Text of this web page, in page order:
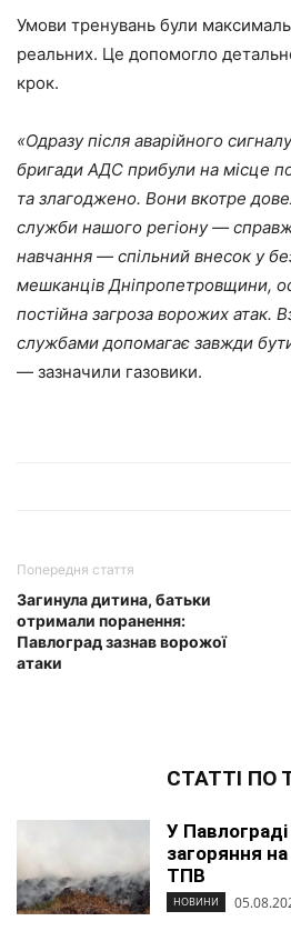
Умови тренувань були
реальних. Це допомогло
крок.
«Одразу після аварійного
бригади АДС прибули на місце
та злагоджено. Вони вкотре
служби нашого регіону —
навчання — спільний внесок у
мешканців Дніпропетровщини,
постійна загроза ворожих атак.
службами допомагає завжди
— зазначили газовики.
Попередня стаття
Загинула дитина, батьки
отримали поранення:
Павлоград зазнав ворожої
атаки
СТАТТІ ПО
У
загоряння на
ТПВ
НОВИНИ